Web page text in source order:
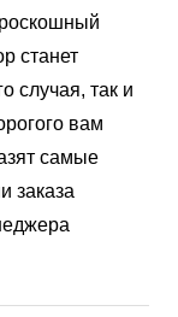
станет
случая, так и
вам
самые
заказа